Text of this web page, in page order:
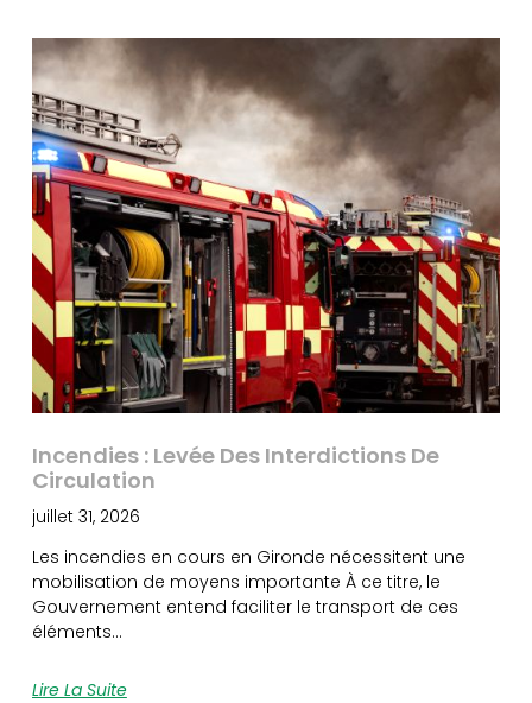
Incendies : Levée Des Interdictions De
Circulation
juillet 31, 2026
Les incendies en cours en Gironde nécessitent une
mobilisation de moyens importante À ce titre, le
Gouvernement entend faciliter le transport de ces
éléments…
Lire La Suite